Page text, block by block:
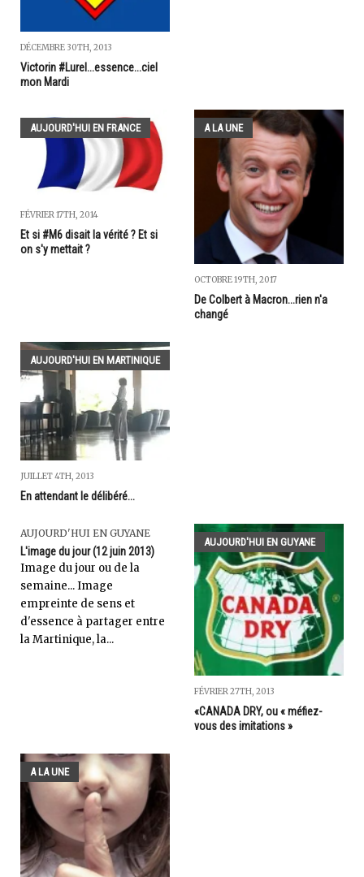
DÉCEMBRE 30TH, 2013
Victorin #Lurel...essence...ciel
mon Mardi
AUJOURD'HUI EN FRANCE
FÉVRIER 17TH, 2014
Et si #M6 disait la vérité ? Et si
on s'y mettait ?
A LA UNE
OCTOBRE 19TH, 2017
De Colbert à Macron...rien n'a
changé
AUJOURD'HUI EN MARTINIQUE
JUILLET 4TH, 2013
En attendant le délibéré...
AUJOURD'HUI EN GUYANE
L'image du jour (12 juin 2013)
Image du jour ou de la
semaine... Image
empreinte de sens et
d'essence à partager entre
la Martinique, la...
AUJOURD'HUI EN GUYANE
FÉVRIER 27TH, 2013
«CANADA DRY, ou « méfiez-
vous des imitations »
A LA UNE